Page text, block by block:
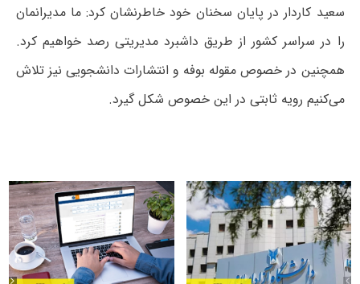
سعید کاردار در پایان سخنان خود خاطرنشان کرد: ما مدیرانمان
را در سراسر کشور از طریق داشبرد مدیریتی رصد خواهیم کرد.
همچنین در خصوص مقوله بوفه و انتشارات دانشجویی نیز تلاش
می‌کنیم رویه ثابتی در این خصوص شکل گیرد.